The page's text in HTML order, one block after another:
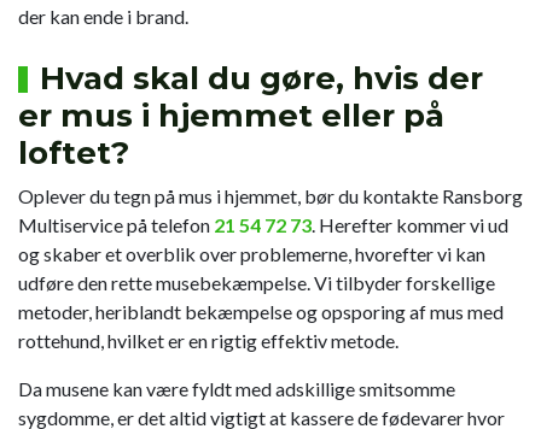
der kan ende i brand.
Hvad skal du gøre, hvis der
er mus i hjemmet eller på
loftet?
Oplever du tegn på mus i hjemmet, bør du kontakte Ransborg
Multiservice på telefon 21 54 72 73. Herefter kommer vi ud
og skaber et overblik over problemerne, hvorefter vi kan
udføre den rette musebekæmpelse. Vi tilbyder forskellige
metoder, heriblandt bekæmpelse og opsporing af mus med
rottehund, hvilket er en rigtig effektiv metode.
Da musene kan være fyldt med adskillige smitsomme
sygdomme, er det altid vigtigt at kassere de fødevarer hvor